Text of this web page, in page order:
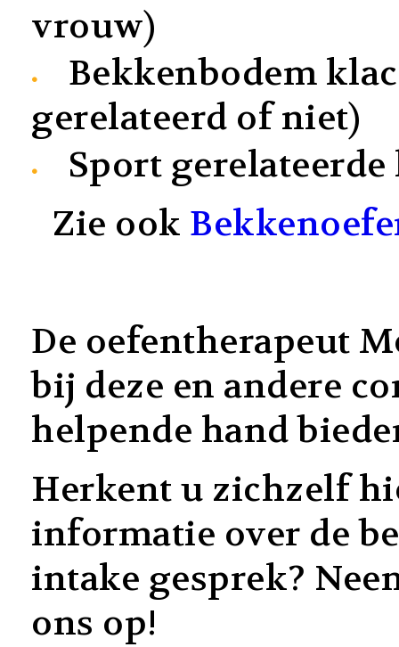
vrouw)
Bekkenbodem
gerelateerd of niet)
Sport
Zie ook
De oefentherapeut
bij deze en andere
helpende hand
Herkent u zichzelf
informatie over de
intake gesprek?
ons op!